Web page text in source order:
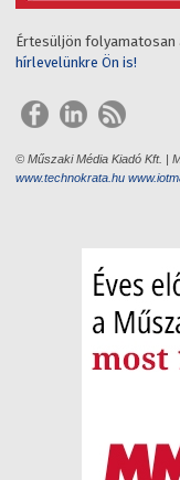
Értesüljön folyamatosan
hírlevelünkre Ön is!
© Műszaki Média Kiadó Kft. |
www.technokrata.hu